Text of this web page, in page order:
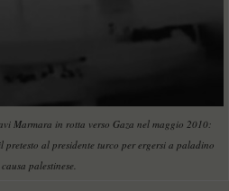
Marmara in rotta verso Gaza nel maggio 2010:
al presidente turco per ergersi a paladino
palestinese.